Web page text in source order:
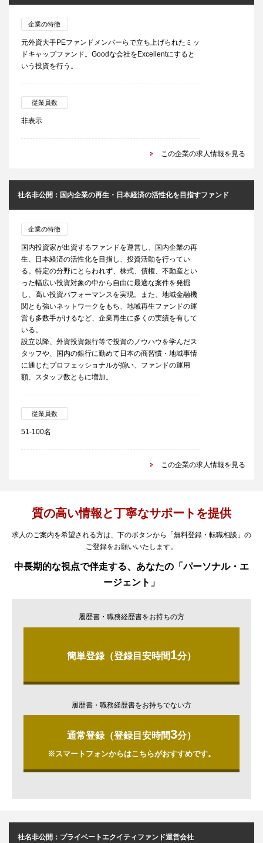
企業の特徴
元外資大手PEファンドメンバーらで立ち上げられたミッ
ドキャップファンド。Goodな会社をExcellentにすると
いう投資を行う。
従業員数
非表示
この企業の求人情報を見る
社名非公開：国内企業の再生・日本経済の活性化を目指すファンド
企業の特徴
国内投資家が出資するファンドを運営し、国内企業の再
生、日本経済の活性化を目指し、投資活動を行ってい
る。特定の分野にとらわれず、株式、債権、不動産とい
った幅広い投資対象の中から自由に最適な案件を発掘
し、高い投資パフォーマンスを実現。また、地域金融機
関とも強いネットワークをもち、地域再生ファンドの運
営も多数手がけるなど、企業再生に多くの実績を有して
いる。
設立以降、外資投資銀行等で投資のノウハウを学んだス
タッフや、国内の銀行に勤めて日本の商習慣・地域事情
に通じたプロフェッショナルが揃い、ファンドの運用
額、スタッフ数ともに増加。
従業員数
51-100名
この企業の求人情報を見る
質の高い情報と丁寧なサポートを提供
求人のご案内を希望される方は、下のボタンから「無料登録・転職相談」の
ご登録をお願いいたします。
中長期的な視点で伴走する、あなたの「パーソナル・エ
ージェント」
履歴書・職務経歴書をお持ちの方
簡単登録（登録目安時間1分）
履歴書・職務経歴書をお持ちでない方
通常登録（登録目安時間3分）
※スマートフォンからはこちらがおすすめです。
社名非公開：プライベートエクイティファンド運営会社